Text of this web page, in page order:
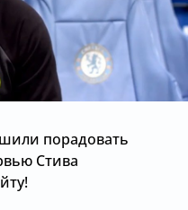
порадовать
Стива